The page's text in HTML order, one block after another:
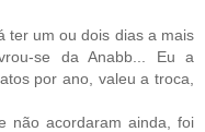
ter um ou dois dias a mais
se da Anabb... Eu a
por ano, valeu a troca,
não acordaram ainda, foi